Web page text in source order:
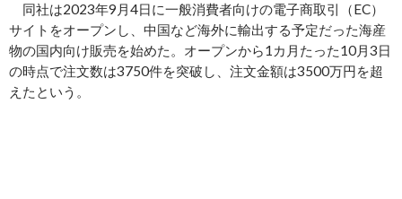
同社は2023年9月4日に一般消費者向けの電子商取引（EC）
サイトをオープンし、中国など海外に輸出する予定だった海産
物の国内向け販売を始めた。オープンから1カ月たった10月3日
の時点で注文数は3750件を突破し、注文金額は3500万円を超
えたという。